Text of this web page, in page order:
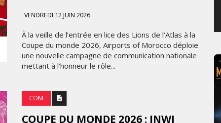
VENDREDI 12 JUIN 2026
À la veille de l’entrée en lice des Lions de l’Atlas à la
Coupe du monde 2026, Airports of Morocco déploie
une nouvelle campagne de communication nationale
mettant à l’honneur le rôle...
COM
COUPE DU MONDE 2026 : INWI